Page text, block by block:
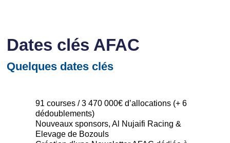
Dates clés AFAC
Quelques dates clés
91 courses / 3 470 000€ d’allocations (+ 6
dédoublements)
Nouveaux sponsors, Al Nujaifi Racing &
Elevage de Bozouls